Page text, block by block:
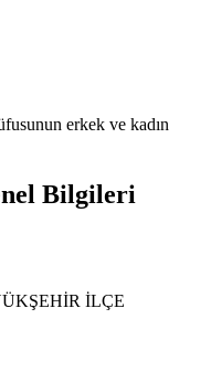
erkek ve kadın
Bilgileri
İLÇE